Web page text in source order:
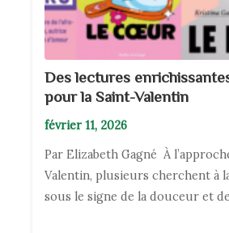
Des lectures
pour la Saint-Valentin
février 11, 2026
Par Elizabeth Gagné À
Valentin, plusieurs cherchent à
sous le signe de la douceur et